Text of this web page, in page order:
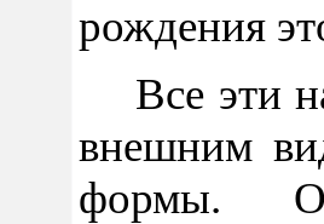
рождения
Все эти
внешним
формы.